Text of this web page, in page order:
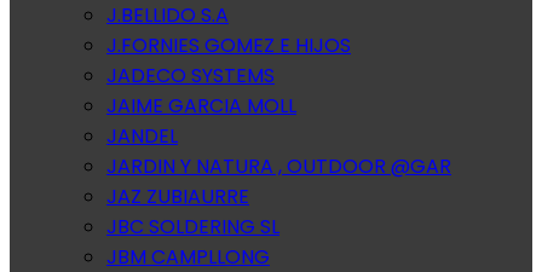
J.BELLIDO S.A
J.FORNIES GOMEZ E HIJOS
JADECO SYSTEMS
JAIME GARCIA MOLL
JANDEL
JARDIN Y NATURA , OUTDOOR @GAR
JAZ ZUBIAURRE
JBC SOLDERING SL
JBM CAMPLLONG